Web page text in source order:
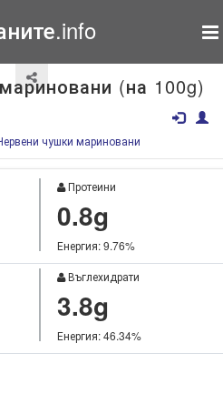
(на 100g)
чушки мариновани
Протеини
0.8g
Енергия: 9.76%
Въглехидрати
3.8g
Енергия: 46.34%